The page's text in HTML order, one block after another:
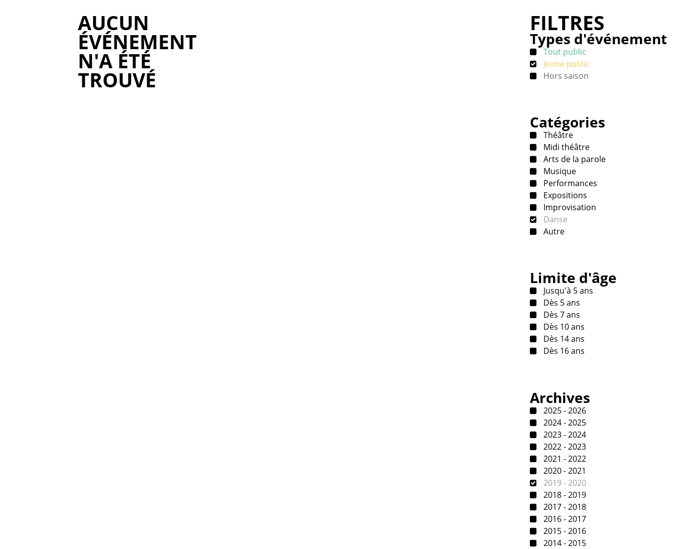
AUCUN
ÉVÉNEMENT
N'A ÉTÉ
TROUVÉ
FILTRES
Types d'événement
Tout public
Jeune public
Hors saison
Catégories
Théâtre
Midi théâtre
Arts de la parole
Musique
Performances
Expositions
Improvisation
Danse
Autre
Limite d'âge
Jusqu'à 5 ans
Dès 5 ans
Dès 7 ans
Dès 10 ans
Dès 14 ans
Dès 16 ans
Archives
2025 - 2026
2024 - 2025
2023 - 2024
2022 - 2023
2021 - 2022
2020 - 2021
2019 - 2020
2018 - 2019
2017 - 2018
2016 - 2017
2015 - 2016
2014 - 2015